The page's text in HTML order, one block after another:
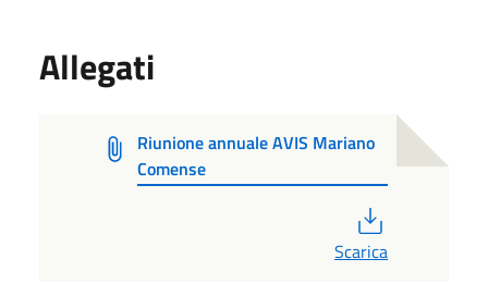
Allegati
Riunione annuale AVIS Mariano
Comense
Scarica